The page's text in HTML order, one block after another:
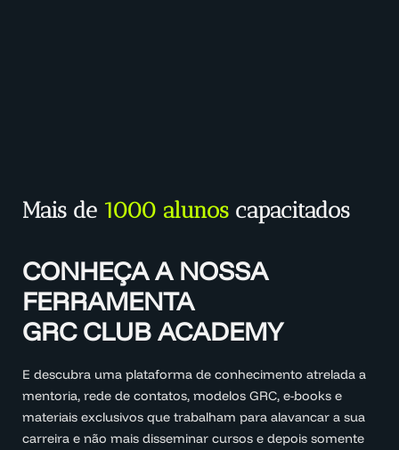
Mais de 1000 alunos capacitados
CONHEÇA A NOSSA
FERRAMENTA
GRC CLUB ACADEMY
E descubra uma plataforma de conhecimento atrelada a
mentoria, rede de contatos, modelos GRC, e-books e
materiais exclusivos que trabalham para alavancar a sua
carreira e não mais disseminar cursos e depois somente